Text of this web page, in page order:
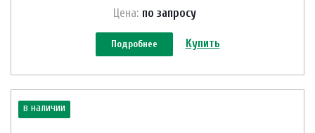
Цена: по запросу
Подробнее Купить
в наличии